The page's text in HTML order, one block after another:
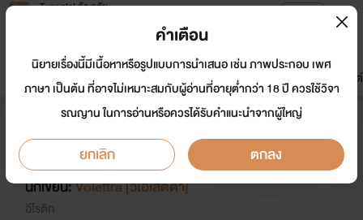
Tunwalai ธัญวลัย
หน้าแรก นิยาย อีบุ๊ก การ์ตูน
มาใหม่
ดรีมแชท ธัญลิสต์
POISON EFFECT : พิษร้ายแรง
(อ่านฟรี) มีE-Book
นักเขียน:Volettra [วีโอเลตต้า]
อีโรติก
คำเตือน
นิยายเรื่องนี้มีเนื้อหาหรือรูปแบบการนำเสนอ เช่น ภาพประกอบ เพศ
ภาษา เป็นต้น ที่อาจไม่เหมาะสมกับผู้อ่านที่อายุต่ำกว่า 18 ปี ควรใช้วิจา
รณญาน ในการอ่านหรือควรได้รับคำแนะนำจากผู้ใหญ่
ยกเลิก ตกลง